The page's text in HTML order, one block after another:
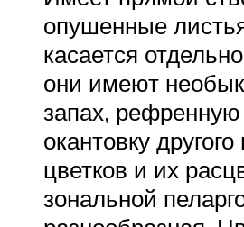
опушенные
касается
они имеют
запах,
окантовку
цветков и их
зональной